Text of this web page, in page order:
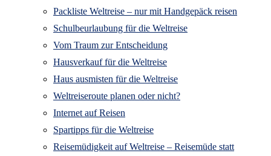
Packliste Weltreise – nur mit Handgepäck reisen
Schulbeurlaubung für die Weltreise
Vom Traum zur Entscheidung
Hausverkauf für die Weltreise
Haus ausmisten für die Weltreise
Weltreiseroute planen oder nicht?
Internet auf Reisen
Spartipps für die Weltreise
Reisemüdigkeit auf Weltreise – Reisemüde statt